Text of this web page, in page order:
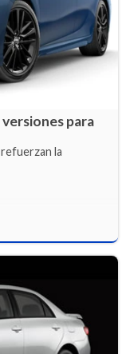
versiones para
refuerzan la